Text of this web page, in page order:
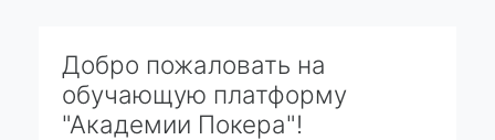
Добро пожаловать на
обучающую платформу
"Академии Покера"!